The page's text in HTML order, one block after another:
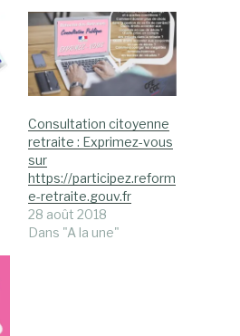
Consultation citoyenne
retraite : Exprimez-vous
sur
https://participez.reform
e-retraite.gouv.fr
28 août 2018
Dans "A la une"